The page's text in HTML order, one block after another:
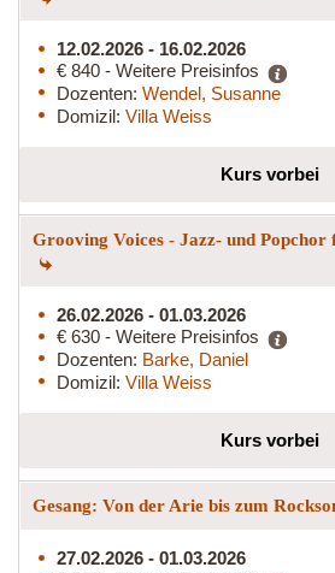
12.02.2026 - 16.02.2026
€ 840 - Weitere Preisinfos
Dozenten: Wendel, Susanne
Domizil: Villa Weiss
Kurs vorbei
Grooving Voices - Jazz- und
26.02.2026 - 01.03.2026
€ 630 - Weitere Preisinfos
Dozenten: Barke, Daniel
Domizil: Villa Weiss
Kurs vorbei
Gesang: Von der Arie bis zum
27.02.2026 - 01.03.2026